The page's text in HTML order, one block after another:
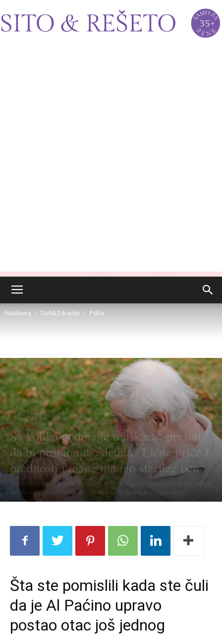
Naslovna Duh&Zdravlje Psiha
Duh&Zdravlje Psiha
Sa koliko godina je muškarac prestar
da bi postao otac deteta? Lične priče i
prednosti i mane mnogo starijeg oca
Šta ste pomislili kada ste čuli da je Al Paćino upravo postao otac još jednog
deteta u 83. godini? Ili Robert de Niro u 79. godini malo pre njega?
Šta ste pomislili kada ste čuli
da je Al Paćino upravo
postao otac još jednog